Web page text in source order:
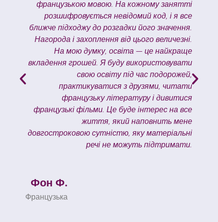
французькою мовою. На кожному занятті
розшифровується невідомий код, і я все
ближче підходжу до розгадки його значення.
Нагорода і захоплення від цього величезні.
На мою думку, освіта — це найкраще
вкладення грошей. Я буду використовувати
свою освіту під час подорожей,
практикуватися з друзями, читати
французьку літературу і дивитися
французькі фільми. Це буде інтерес на все
життя, який наповнить мене
довгостроковою сутністю, яку матеріальні
речі не можуть підтримати.
Фон Ф.
Французька